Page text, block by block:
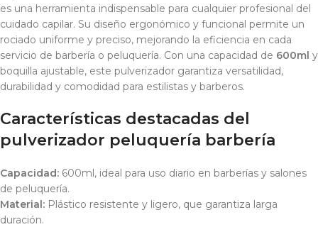
es una herramienta indispensable para cualquier profesional del
cuidado capilar. Su diseño ergonómico y funcional permite un
rociado uniforme y preciso, mejorando la eficiencia en cada
servicio de barbería o peluquería. Con una capacidad de 600ml y
boquilla ajustable, este pulverizador garantiza versatilidad,
durabilidad y comodidad para estilistas y barberos.
Características destacadas del
pulverizador peluquería barbería
Capacidad: 600ml, ideal para uso diario en barberías y salones
de peluquería.
Material: Plástico resistente y ligero, que garantiza larga
duración.